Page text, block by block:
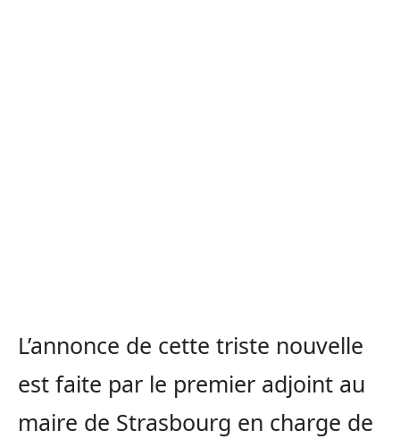
L’annonce de cette triste nouvelle
est faite par le premier adjoint au
maire de Strasbourg en charge de